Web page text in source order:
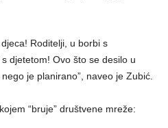
Roditelji, u borbi s
djetetom! Ovo što se desilo u
je planirano”, naveo je Zubić.
“bruje” društvene mreže: